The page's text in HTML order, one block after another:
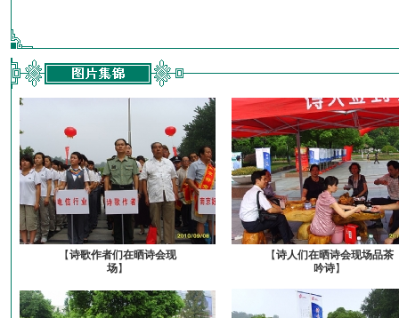
【诗歌作者们在晒诗会现
场】
【诗人们在晒诗会现场品茶
吟诗】